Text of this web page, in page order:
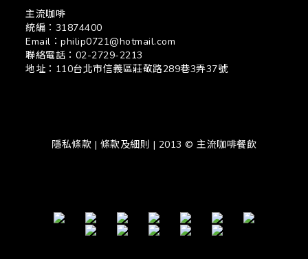
主流咖啡
統編：31874400
Email：philip0721@hotmail.com
聯絡電話：02-2729-2213
地址：110台北市信義區莊敬路289巷3弄37號
隱私條款 | 條款及細則 | 2013 © 主流咖啡餐飲